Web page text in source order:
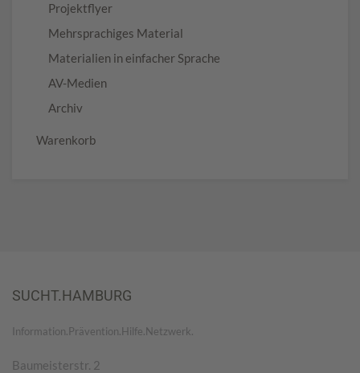
Projektflyer
Mehrsprachiges Material
Materialien in einfacher Sprache
AV-Medien
Archiv
Warenkorb
SUCHT.HAMBURG
Information.Prävention.Hilfe.Netzwerk.
Baumeisterstr. 2